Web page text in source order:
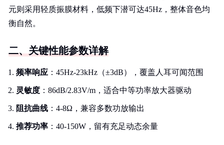
元则采用轻质振膜材料，低频下潜可达45Hz，整体音色均
衡自然。
二、关键性能参数详解
频率响应 ：45Hz-23kHz（±3dB），覆盖人耳可闻范围
灵敏度 ：86dB/2.83V/m，适合中等功率放大器驱动
阻抗曲线 ：4-8Ω，兼容多数功放输出
推荐功率 ：40-150W，留有充足动态余量